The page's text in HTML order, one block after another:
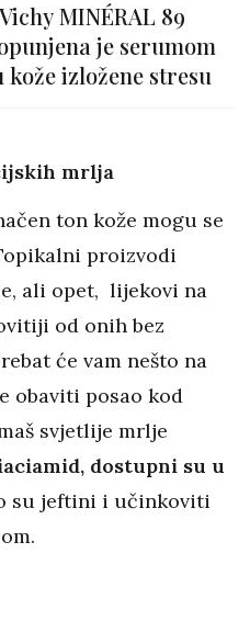
MINÉRAL 89
je serumom
kože izložene stresu
mrlja
ton kože mogu se
proizvodi
ali opet, lijekovi na
od onih bez
će vam nešto na
obaviti posao kod
svjetlije mrlje
dostupni su u
su jeftini i učinkoviti